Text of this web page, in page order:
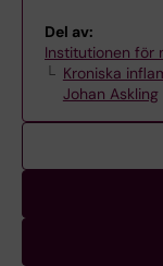
Del av:
Institutionen för
Kroniska
Johan Askling